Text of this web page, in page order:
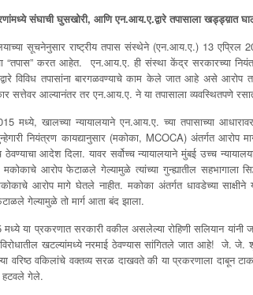
संघाची घुसखोरी, आणि एन.आय.ए.द्वारे तपासाला खड्ड्य़ात
सूचनेनुसार राष्ट्रीय तपास संस्थेने (एन.आय.ए.) 13 एप्रिल
“तपास” करत आहेत. एन.आय.ए. ही संस्था केंद्र सरकारच्या
विविध तपासांना बारगळवण्याचे काम केले जात आहे असे
सत्तेवर आल्यानंतर तर एन.आय.ए. ने या तपासाला व्यवस्थितपणे
मध्ये, खालच्या न्यायालयाने एन.आय.ए. च्या तपासाच्या
नियंत्रण कायद्यानुसार (मकोका, MCOCA) अंतर्गत आरोप
ठेवण्याचा आदेश दिला. यावर सर्वोच्च न्यायालयाने मुंबई उच्च
मकोकाचे आरोप फेटाळले गेल्यामुळे त्यांच्या गुन्ह्यातील
आरोप मागे घेतले नाहीत. मकोका अंतर्गत धावडेच्या साक्षीने
गेल्यामुळे तो मार्ग आता बंद झाला.
या प्रकरणात सरकारी वकील असलेल्या रोहिणी सलियान यांनी
खटल्यांमध्ये नरमाई ठेवण्यास सांगितले जात आहे!
वरिष्ठ वकिलांचे वक्तव्य सरळ दाखवते की या प्रकरणाला दाबून
गेले.